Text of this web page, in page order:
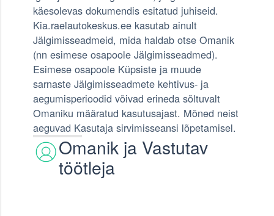
käesolevas dokumendis esitatud juhiseid.
Kia.raelautokeskus.ee kasutab ainult
Jälgimisseadmeid, mida haldab otse Omanik
(nn esimese osapoole Jälgimisseadmed).
Esimese osapoole Küpsiste ja muude
sarnaste Jälgimisseadmete kehtivus- ja
aegumisperioodid võivad erineda sõltuvalt
Omaniku määratud kasutusajast. Mõned neist
aeguvad Kasutaja sirvimisseansi lõpetamisel.
Omanik ja Vastutav
töötleja